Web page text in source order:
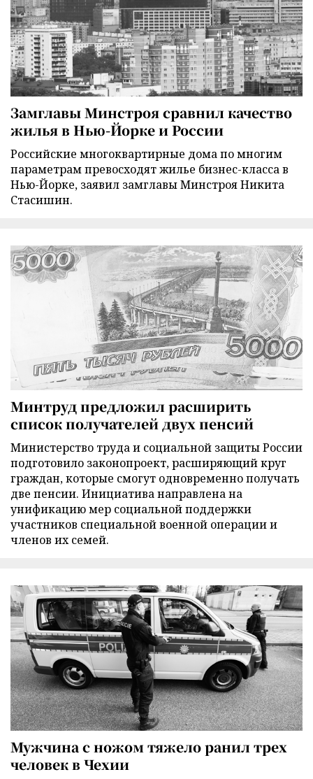
Замглавы Минстроя сравнил качество
жилья в Нью-Йорке и России
Российские многоквартирные дома по многим
параметрам превосходят жилье бизнес-класса в
Нью-Йорке, заявил замглавы Минстроя Никита
Стасишин.
Минтруд предложил расширить
список получателей двух пенсий
Министерство труда и социальной защиты России
подготовило законопроект, расширяющий круг
граждан, которые смогут одновременно получать
две пенсии. Инициатива направлена на
унификацию мер социальной поддержки
участников специальной военной операции и
членов их семей.
Мужчина с ножом тяжело ранил трех
человек в Чехии